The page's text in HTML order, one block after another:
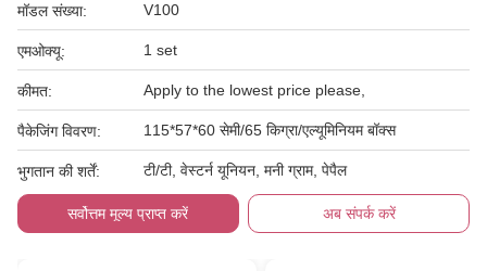
मॉडल संख्या: V100
एमओक्यू: 1 set
कीमत: Apply to the lowest price please,
पैकेजिंग विवरण: 115*57*60 सेमी/65 किग्रा/एल्यूमिनियम बॉक्स
भुगतान की शर्तें: टी/टी, वेस्टर्न यूनियन, मनी ग्राम, पेपैल
सर्वोत्तम मूल्य प्राप्त करें अब संपर्क करें